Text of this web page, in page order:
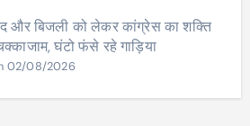
और बिजली को लेकर कांग्रेस का शक्ति
घंटो फंसे रहे गाड़िया
02/08/2026